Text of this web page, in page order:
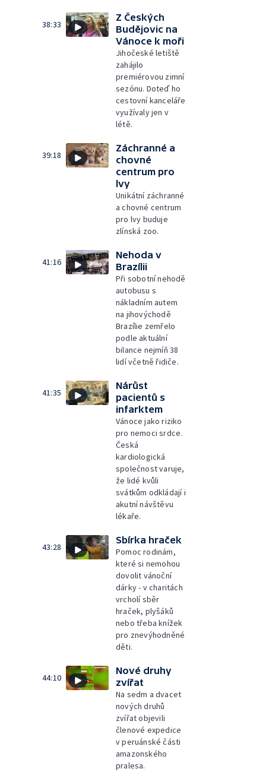
38:33
Z Českých
Budějovic na
Vánoce k moři
Jihočeské letiště
zahájilo
premiérovou zimní
sezónu. Doteď ho
cestovní kanceláře
využívaly jen v
létě.
39:18
Záchranné a
chovné
centrum pro
lvy
Unikátní záchranné
a chovné centrum
pro lvy buduje
zlínská zoo.
41:16
Nehoda v
Brazílii
Při sobotní nehodě
autobusu s
nákladním autem
na jihovýchodě
Brazílie zemřelo
podle aktuální
bilance nejmíň 38
lidí včetně řidiče.
41:35
Nárůst
pacientů s
infarktem
Vánoce jako riziko
pro nemoci srdce.
Česká
kardiologická
společnost varuje,
že lidé kvůli
svátkům odkládají i
akutní návštěvu
lékaře.
43:28
Sbírka hraček
Pomoc rodinám,
které si nemohou
dovolit vánoční
dárky - v charitách
vrcholí sběr
hraček, plyšáků
nebo třeba knížek
pro znevýhodněné
děti.
44:10
Nové druhy
zvířat
Na sedm a dvacet
nových druhů
zvířat objevili
členové expedice
v peruánské části
amazonského
pralesa.